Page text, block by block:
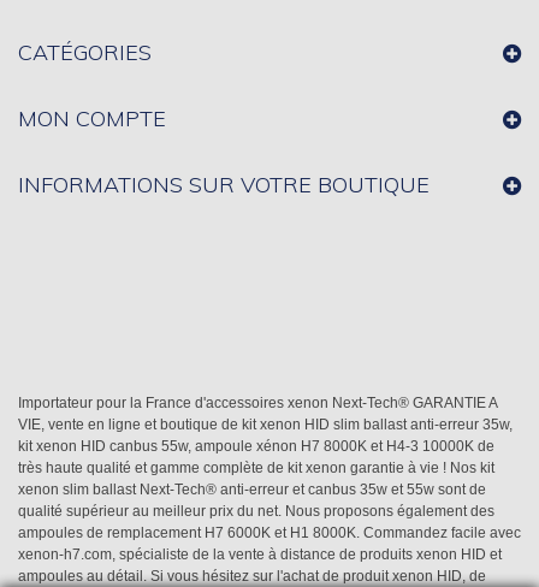
Importateur pour la France d'accessoires xenon Next-Tech® GARANTIE A
VIE, vente en ligne et boutique de kit xenon HID slim ballast anti-erreur 35w,
kit xenon HID canbus 55w, ampoule xénon H7 8000K et H4-3 10000K de
très haute qualité et gamme complète de kit xenon garantie à vie ! Nos kit
xenon slim ballast Next-Tech® anti-erreur et canbus 35w et 55w sont de
qualité supérieur au meilleur prix du net. Nous proposons également des
ampoules de remplacement H7 6000K et H1 8000K. Commandez facile avec
xenon-h7.com, spécialiste de la vente à distance de produits xenon HID et
ampoules au détail. Si vous hésitez sur l'achat de produit xenon HID, de
CATÉGORIES
MON COMPTE
INFORMATIONS SUR VOTRE BOUTIQUE